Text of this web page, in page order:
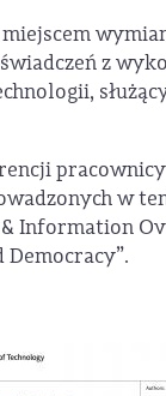
z
w
Information
Democracy”.